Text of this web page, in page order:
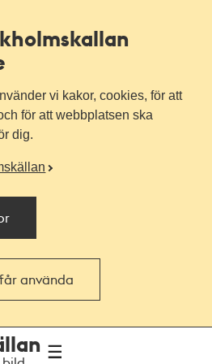
vi kakor, cookies, för att
för att webbplatsen ska
dig.
använda